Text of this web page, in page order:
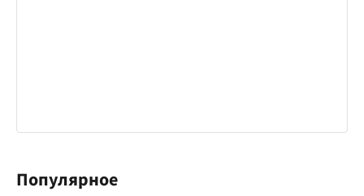
Популярное